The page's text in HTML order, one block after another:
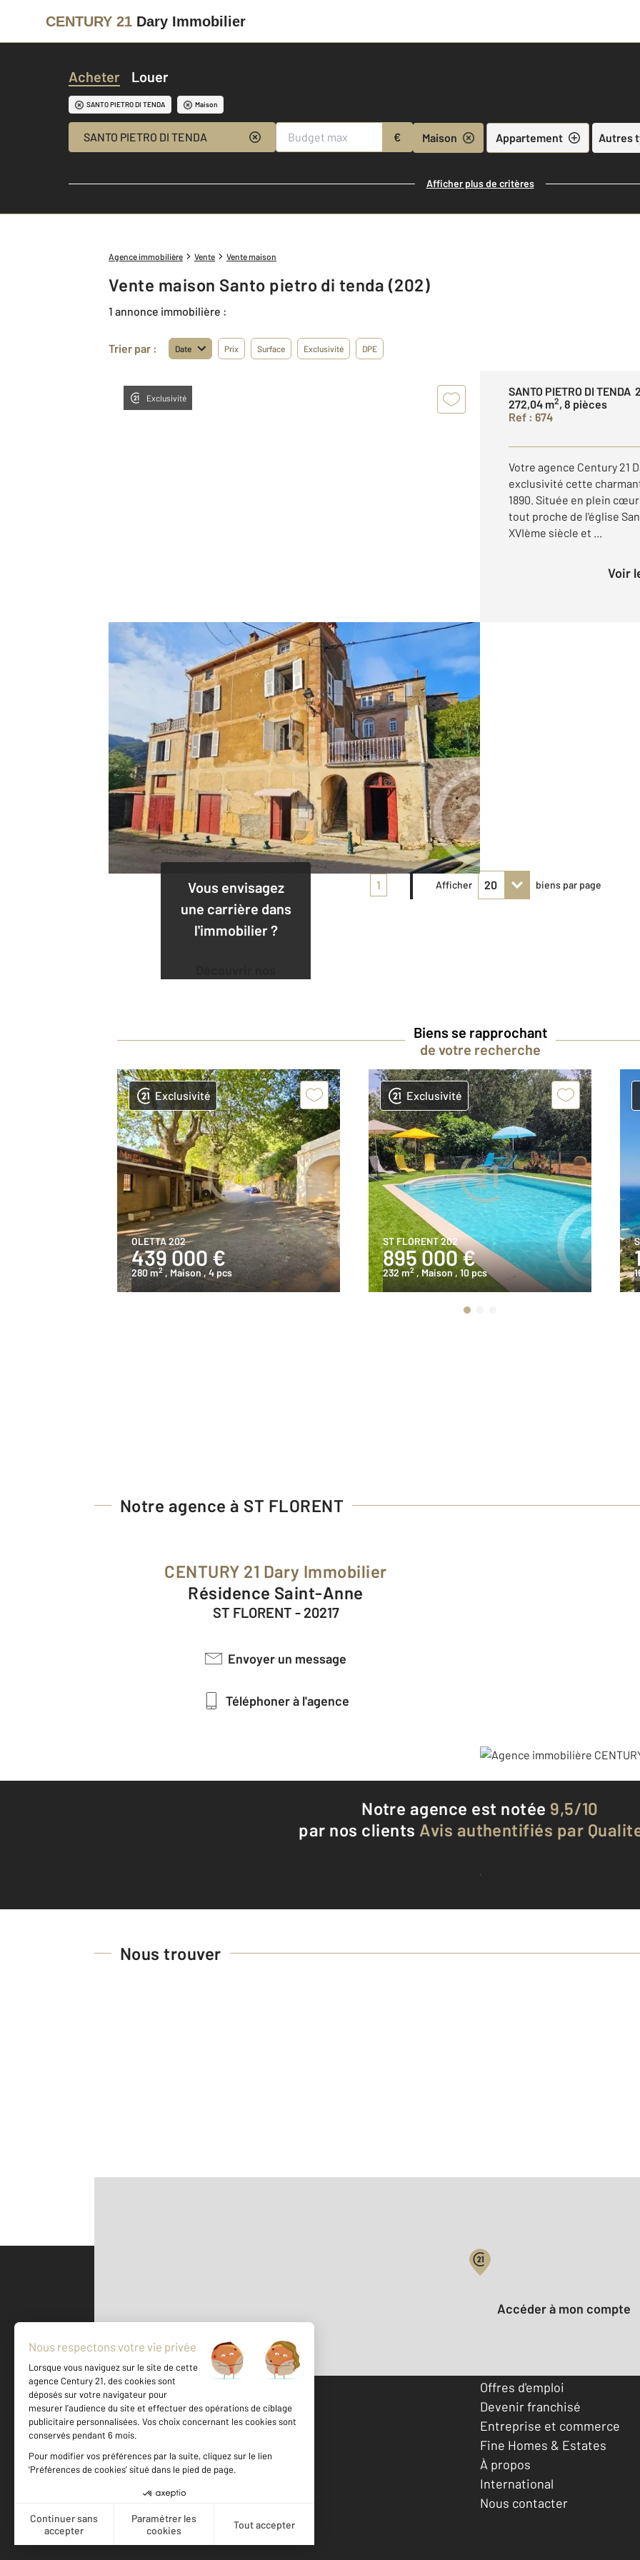
CENTURY 21 Dary Immobilier
Acheter Louer
SANTO PIETRO DI TENDA Maison
SANTO PIETRO DI TENDA € Maison Appartement Autres
Afficher plus de critères
Agence immobilière Vente Vente maison
Vente maison Santo pietro di tenda (202)
1 annonce immobilière :
Trier par : Date Prix Surface Exclusivité DPE
Exclusivité
SANTO PIETRO DI TENDA
272,04 m2, 8 pièces
Ref : 674
Votre agence Century 21
exclusivité cette
1890. Située en plein
tout proche de l'église
XVIème siècle et ...
Voir
Vous envisagez
une carrière dans
l'immobilier ?
1 Afficher biens par page
Biens se rapprochant
de votre recherche
Exclusivité
OLETTA 202
439 000 €
280 m2 , Maison, 4 pcs
Exclusivité
ST FLORENT 202
895 000 €
232 m2 , Maison , 10 pcs
Notre agence à ST FLORENT
CENTURY 21 Dary Immobilier
Résidence Saint-Anne
ST FLORENT - 20217
Envoyer un message
Téléphoner à l'agence
Notre agence est notée 9,5/10
par nos clients Avis authentifiés par
Voir tous les avis clients
Nous trouver
500 m ©Mappy
Votre compte :
Accéder à mon compte
Votre agence est notée
Achat
Offres d'emploi
Devenir franchisé
Entreprise et commerce
Fine Homes & Estates
À propos
International
Nous contacter